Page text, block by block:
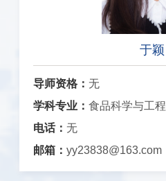
于颖
导师资格： 无
学科专业： 食品科学与工程
电话： 无
邮箱： yy23838@163.com